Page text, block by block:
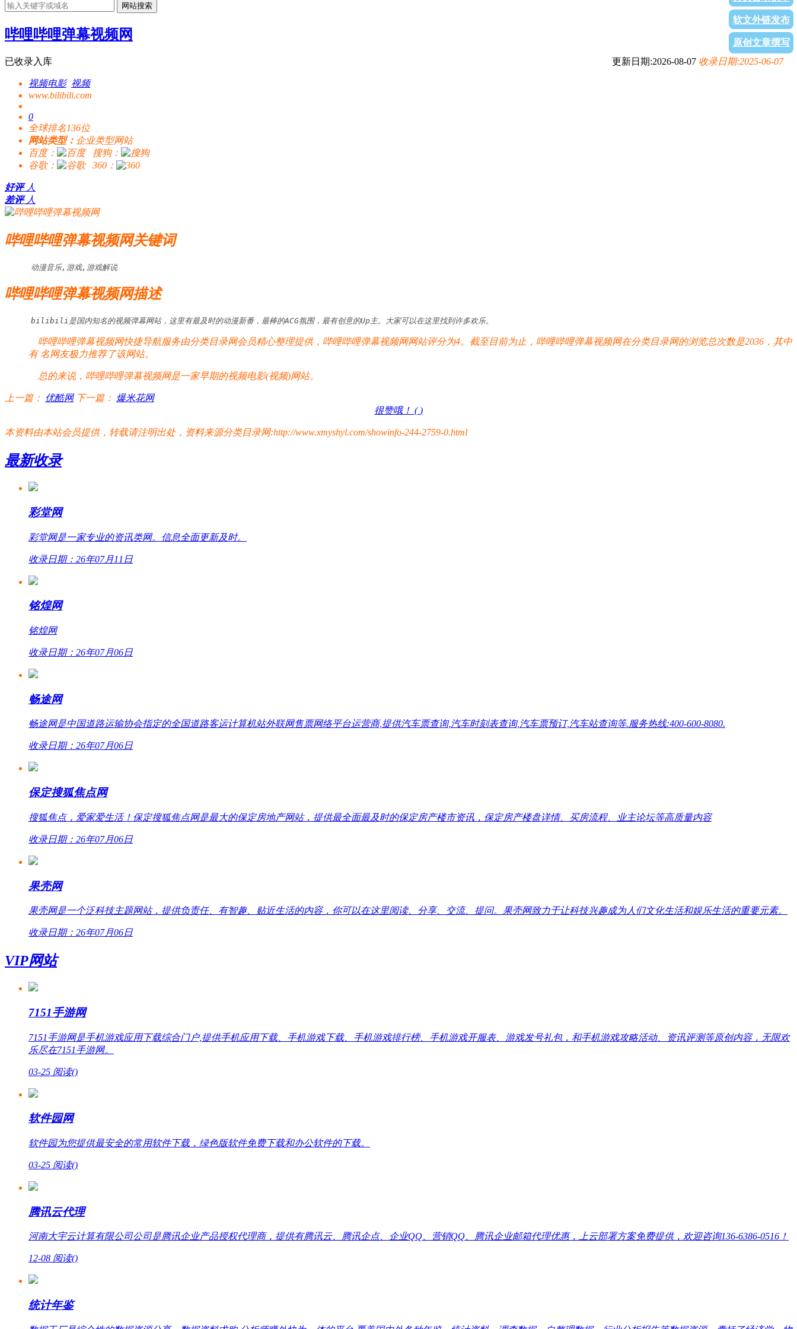
软文外链发布
原创文章撰写
网站搜索
哔哩哔哩弹幕视频网
已收录入库 更新日期:2026-08-07 收录日期:2025-06-07
视频电影 视频
www.bilibili.com
0
全球排名136位
网站类型： 企业类型网站
百度：
搜狗：
谷歌：
360：
好评 人
差评 人
哔哩哔哩弹幕视频网关键词
动漫音乐,游戏,游戏解说
哔哩哔哩弹幕视频网描述
bilibili是国内知名的视频弹幕网站，这里有最及时的动漫新番，最棒的ACG氛围，最有创意的Up主。大家可以在这里找到许多欢乐。
哔哩哔哩弹幕视频网快捷导航服务由分类目录网会员精心整理提供，哔哩哔哩弹幕视频网网站评分为4。截至目前为止，哔哩哔哩弹幕视频网在分类目录网的浏览总次数是2036，其中
有名网友极力推荐了该网站。
总的来说，哔哩哔哩弹幕视频网是一家早期的视频电影(视频)网站。
上一篇： 优酷网 下一篇： 爆米花网
很赞哦！ ( )
本资料由本站会员提供，转载请注明出处，资料来源分类目录网:http://www.xmyshyl.com/showinfo-244-2759-0.html
最新收录
彩堂网
彩堂网是一家专业的资讯类网。信息全面更新及时。
收录日期：26年07月11日
铭煌网
铭煌网
收录日期：26年07月06日
畅途网
畅途网是中国道路运输协会指定的全国道路客运计算机站外联网售票网络平台运营商,提供汽车票查询,汽车时刻表查询,汽车票预订,汽车站查询等.服务热线:400-600-8080.
收录日期：26年07月06日
保定搜狐焦点网
搜狐焦点，爱家爱生活！保定搜狐焦点网是最大的保定房地产网站，提供最全面最及时的保定房产楼市资讯，保定房产楼盘详情、买房流程、业主论坛等高质量内容
收录日期：26年07月06日
果壳网
果壳网是一个泛科技主题网站，提供负责任、有智趣、贴近生活的内容，你可以在这里阅读、分享、交流、提问。果壳网致力于让科技兴趣成为人们文化生活和娱乐生活的重要元素。
收录日期：26年07月06日
VIP网站
7151手游网
7151手游网是手机游戏应用下载综合门户,提供手机应用下载、手机游戏下载、手机游戏排行榜、手机游戏开服表、游戏发号礼包，和手机游戏攻略活动、资讯评测等原创内容，无限欢
乐尽在7151手游网。
03-25 阅读()
软件园网
软件园为您提供最安全的常用软件下载，绿色版软件免费下载和办公软件的下载。
03-25 阅读()
腾讯云代理
河南大宇云计算有限公司公司是腾讯企业产品授权代理商，提供有腾讯云、腾讯企点、企业QQ、营销QQ、腾讯企业邮箱代理优惠，上云部署方案免费提供，欢迎咨询136-6386-0516！
12-08 阅读()
统计年鉴